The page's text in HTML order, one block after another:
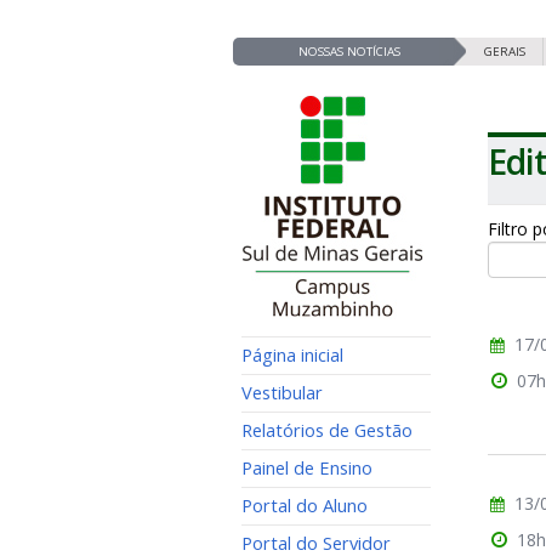
NOSSAS NOTÍCIAS GERAIS
Página inicial
Vestibular
Relatórios de Gestão
Painel de Ensino
Portal do Aluno
Portal do Servidor
Filtro
17/
13/